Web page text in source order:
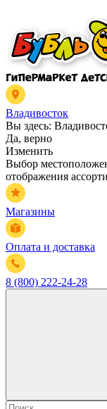
Владивосток
Вы здесь:
Да, верно
Изменить
Выбор
отображения
Магазины
Оплата и доставка
8 (800) 222-24-28